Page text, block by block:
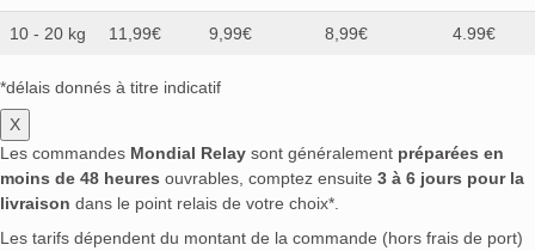
10 - 20 kg 11,99€ 9,99€ 8,99€ 4.99€
*délais donnés à titre indicatif
X
Les commandes Mondial Relay sont généralement préparées en
moins de 48 heures ouvrables, comptez ensuite 3 à 6 jours pour la
livraison dans le point relais de votre choix*.
Les tarifs dépendent du montant de la commande (hors frais de port)